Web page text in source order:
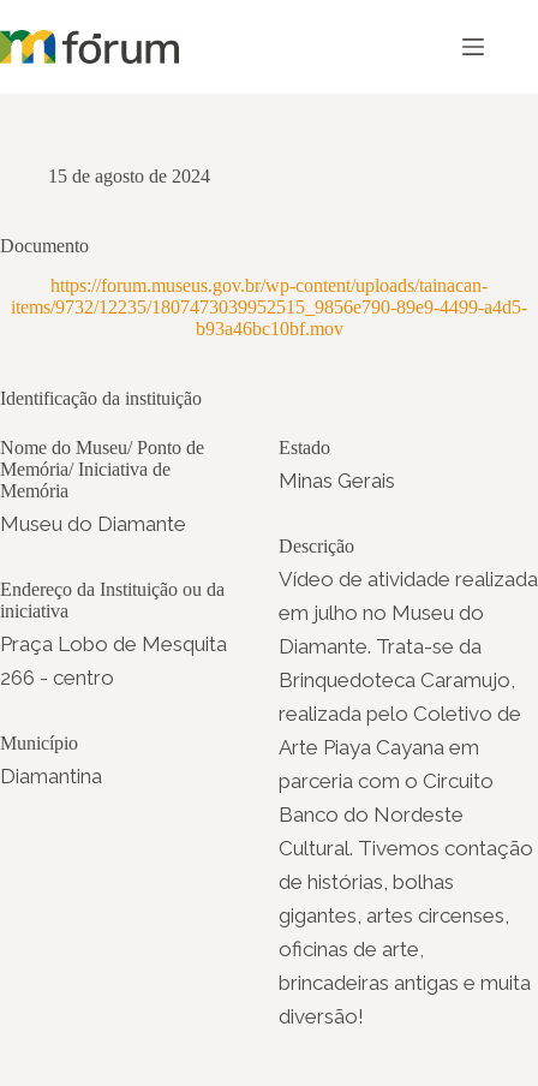
para
o
15 de agosto de 2024
Documento
https://forum.museus.gov.br/wp-content/uploads/tainacan-
items/9732/12235/1807473039952515_9856e790-89e9-4499-a4d5-
b93a46bc10bf.mov
Identificação da instituição
Nome do Museu/ Ponto de
Memória/ Iniciativa de
Memória
Museu do Diamante
Endereço da Instituição ou da
iniciativa
Praça Lobo de Mesquita
266 - centro
Município
Diamantina
Estado
Minas Gerais
Descrição
Vídeo de atividade realizada
em julho no Museu do
Diamante. Trata-se da
Brinquedoteca Caramujo,
realizada pelo Coletivo de
Arte Piaya Cayana em
parceria com o Circuito
Banco do Nordeste
Cultural. Tivemos contação
de histórias, bolhas
gigantes, artes circenses,
oficinas de arte,
brincadeiras antigas e muita
diversão!